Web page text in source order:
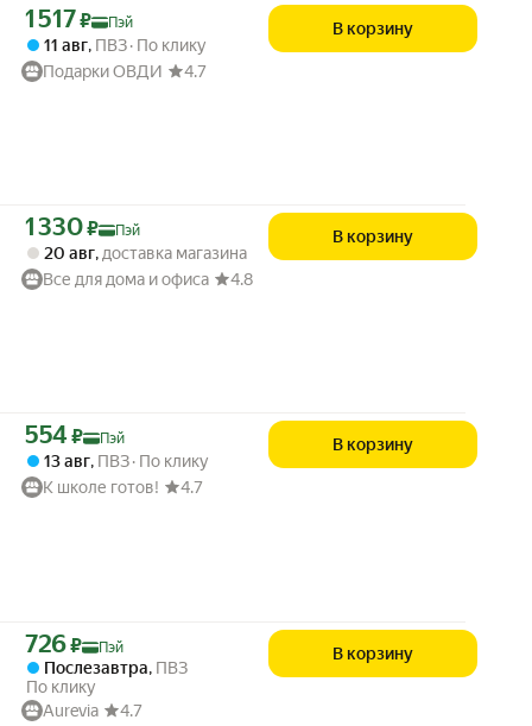
Цена с картой Яндекс Пэй 1517 ₽ вместо
1 517₽ Пэй
11 авг, ПВЗ По клику
Подарки ОВДИ
4.7
В корзину
Цена с картой Яндекс Пэй 1330 ₽ вместо
1 330₽ Пэй
20 авг, доставка магазина
Все для дома и офиса
4.8
В корзину
Цена с картой Яндекс Пэй 554 ₽ вместо
554 ₽ Пэй
13 авг, ПВЗ По клику
К школе готов!
4.7
В корзину
Цена с картой Яндекс Пэй 726 ₽ вместо
726₽ Пэй
Послезавтра, ПВЗ
По клику
Aurevia
4.7
В корзину